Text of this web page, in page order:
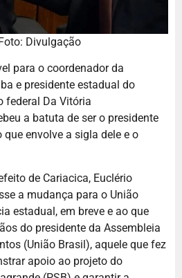
Divulgação
para o coordenador da
e presidente estadual do
federal Da Vitória
a batuta de ser o presidente
envolve a sigla dele e o
de Cariacica, Euclério
a mudança para o União
estadual, em breve e ao que
do presidente da Assembleia
(União Brasil), aquele que fez
apoio ao projeto do